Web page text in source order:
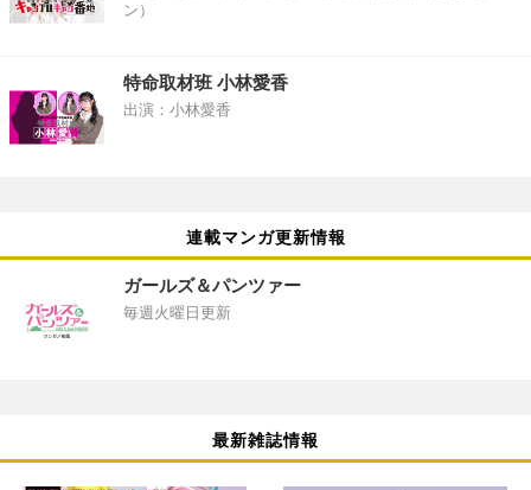
ン）
特命取材班 小林愛香
出演：小林愛香
連載マンガ更新情報
ガールズ＆パンツァー
毎週火曜日更新
最新雑誌情報